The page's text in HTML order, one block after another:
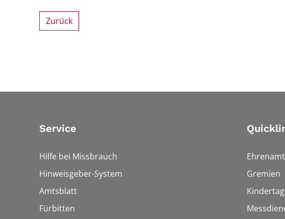
Zurück
Service
Hilfe bei Missbrauch
Hinweisgeber-System
Amtsblatt
Fürbitten
Ehrenamt
Gremien